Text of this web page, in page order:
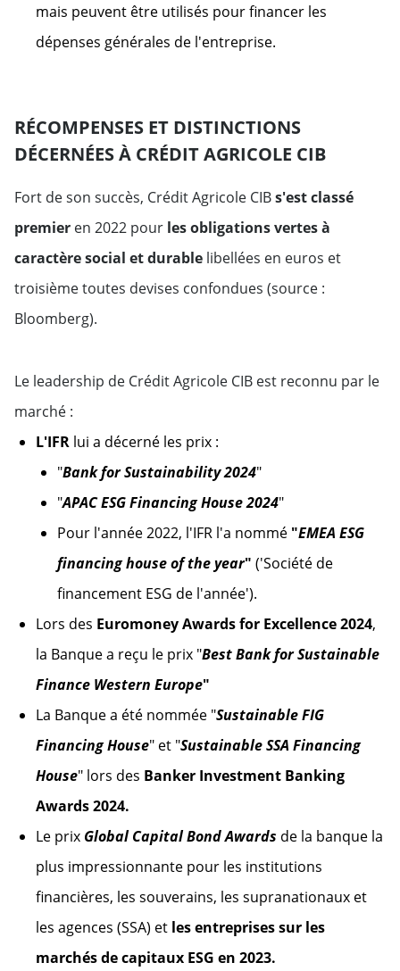
mais peuvent être utilisés pour financer les
dépenses générales de l'entreprise.
RÉCOMPENSES ET DISTINCTIONS
DÉCERNÉES À CRÉDIT AGRICOLE CIB
Fort de son succès, Crédit Agricole CIBs'est classé
premier en 2022 pour les obligations vertes à
caractère social et durable libellées en euros et
troisième toutes devises confondues (source :
Bloomberg).
Le leadership de Crédit Agricole CIB est reconnu par le
marché :
L'IFR lui a décerné les prix :
"Bank for Sustainability 2024"
"APAC ESG Financing House 2024"
Pour l'année 2022, l'IFR l'a nommé "EMEA ESG
financing house of the year" ('Société de
financement ESG de l'année').
Lors des Euromoney Awards for Excellence 2024,
la Banque a reçu le prix "Best Bank for Sustainable
Finance Western Europe"
La Banque a été nommée "Sustainable FIG
Financing House" et "Sustainable SSA Financing
House" lors des Banker Investment Banking
Awards 2024.
Le prix Global Capital Bond Awards de la banque la
plus impressionnante pour les institutions
financières, les souverains, les supranationaux et
les agences (SSA) et les entreprises sur les
marchés de capitaux ESG en 2023.